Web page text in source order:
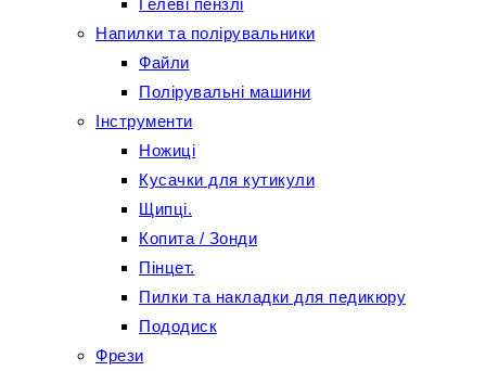
Гелеві пензлі
Напилки та полірувальники
Файли
Полірувальні машини
Інструменти
Ножиці
Кусачки для кутикули
Щипці.
Копита / Зонди
Пінцет.
Пилки та накладки для педикюру
Пододиск
Фрези